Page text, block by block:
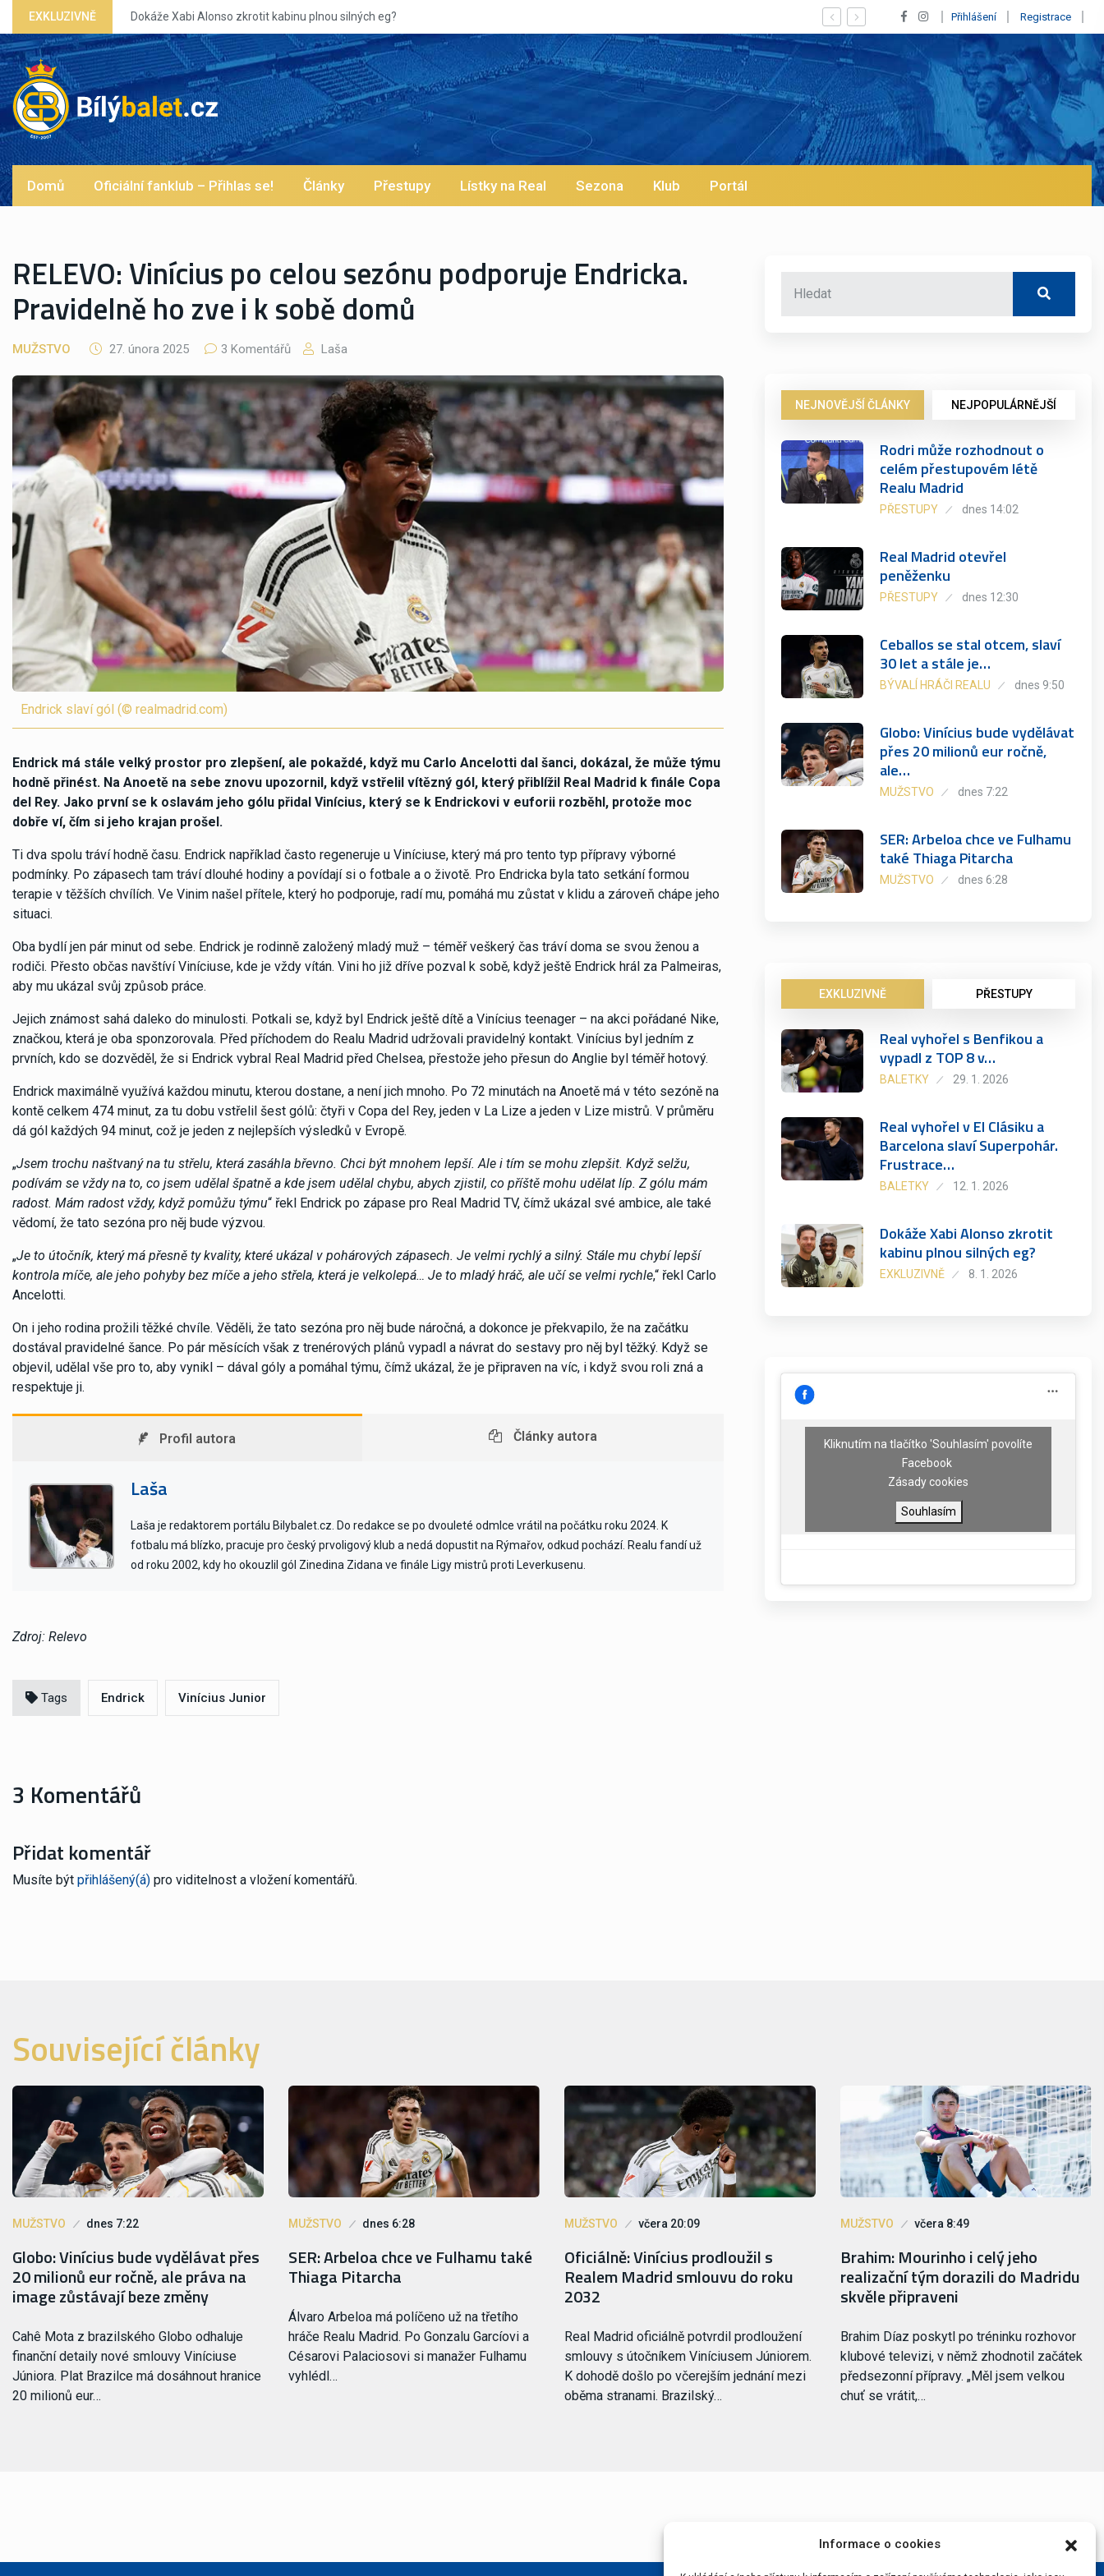
Informace o cookies
EXKLUZIVNĚ
Alonso zkrotit kabinu plnou silných eg? Vypískaný Vinícius! Blíží se jeho odchod z Realu a pustí se klub na trh už v
Přihlášení Registrace
Domů Oficiální fanklub – Přihlas se! Články Přestupy Lístky na Real Sezona Klub Portál
RELEVO: Vinícius po celou sezónu podporuje Endricka.
Pravidelně ho zve i k sobě domů
MUŽSTVO 27. února 2025 3 Komentářů Laša
Endrick slaví gól (© realmadrid.com)
Endrick má stále velký prostor pro zlepšení, ale pokaždé, když mu Carlo Ancelotti dal šanci, dokázal, že může týmu
hodně přinést. Na Anoetě na sebe znovu upozornil, když vstřelil vítězný gól, který přiblížil Real Madrid k finále Copa
del Rey. Jako první se k oslavám jeho gólu přidal Vinícius, který se k Endrickovi v euforii rozběhl, protože moc
dobře ví, čím si jeho krajan prošel.
Ti dva spolu tráví hodně času. Endrick například často regeneruje u Viníciuse, který má pro tento typ přípravy výborné
podmínky. Po zápasech tam tráví dlouhé hodiny a povídají si o fotbale a o životě. Pro Endricka byla tato setkání formou
terapie v těžších chvílích. Ve Vinim našel přítele, který ho podporuje, radí mu, pomáhá mu zůstat v klidu a zároveň chápe jeho
situaci.
Oba bydlí jen pár minut od sebe. Endrick je rodinně založený mladý muž – téměř veškerý čas tráví doma se svou ženou a
rodiči. Přesto občas navštíví Viníciuse, kde je vždy vítán. Vini ho již dříve pozval k sobě, když ještě Endrick hrál za Palmeiras,
aby mu ukázal svůj způsob práce.
Jejich známost sahá daleko do minulosti. Potkali se, když byl Endrick ještě dítě a Vinícius teenager – na akci pořádané Nike,
značkou, která je oba sponzorovala. Před příchodem do Realu Madrid udržovali pravidelný kontakt. Vinícius byl jedním z
prvních, kdo se dozvěděl, že si Endrick vybral Real Madrid před Chelsea, přestože jeho přesun do Anglie byl téměř hotový.
Endrick maximálně využívá každou minutu, kterou dostane, a není jich mnoho. Po 72 minutách na Anoetě má v této sezóně na
kontě celkem 474 minut, za tu dobu vstřelil šest gólů: čtyři v Copa del Rey, jeden v La Lize a jeden v Lize mistrů. V průměru
dá gól každých 94 minut, což je jeden z nejlepších výsledků v Evropě.
„Jsem trochu naštvaný na tu střelu, která zasáhla břevno. Chci být mnohem lepší. Ale i tím se mohu zlepšit. Když selžu,
podívám se vždy na to, co jsem udělal špatně a kde jsem udělal chybu, abych zjistil, co příště mohu udělat líp. Z gólu mám
radost. Mám radost vždy, když pomůžu týmu“ řekl Endrick po zápase pro Real Madrid TV, čímž ukázal své ambice, ale také
vědomí, že tato sezóna pro něj bude výzvou.
„Je to útočník, který má přesně ty kvality, které ukázal v pohárových zápasech. Je velmi rychlý a silný. Stále mu chybí lepší
kontrola míče, ale jeho pohyby bez míče a jeho střela, která je velkolepá… Je to mladý hráč, ale učí se velmi rychle,“ řekl Carlo
Ancelotti.
On i jeho rodina prožili těžké chvíle. Věděli, že tato sezóna pro něj bude náročná, a dokonce je překvapilo, že na začátku
dostával pravidelné šance. Po pár měsících však z trenérových plánů vypadl a návrat do sestavy pro něj byl těžký. Když se
objevil, udělal vše pro to, aby vynikl – dával góly a pomáhal týmu, čímž ukázal, že je připraven na víc, i když svou roli zná a
respektuje ji.
Profil autora Články autora
Laša
Laša je redaktorem portálu Bilybalet.cz. Do redakce se po dvouleté odmlce vrátil na počátku roku 2024. K
fotbalu má blízko, pracuje pro český prvoligový klub a nedá dopustit na Rýmařov, odkud pochází. Realu fandí už
od roku 2002, kdy ho okouzlil gól Zinedina Zidana ve finále Ligy mistrů proti Leverkusenu.
Zdroj: Relevo
Tags Endrick Vinícius Junior
3 Komentářů
Přidat komentář
Musíte být přihlášený(á) pro viditelnost a vložení komentářů.
NEJNOVĚJŠÍ ČLÁNKY NEJPOPULÁRNĚJŠÍ
Rodri může rozhodnout o
celém přestupovém létě
Realu Madrid
PŘESTUPY dnes 14:02
Real Madrid otevřel
peněženku
PŘESTUPY dnes 12:30
Ceballos se stal otcem, slaví
30 let a stále je…
BÝVALÍ HRÁČI REALU dnes 9:50
Globo: Vinícius bude vydělávat
přes 20 milionů eur ročně,
ale…
MUŽSTVO dnes 7:22
SER: Arbeloa chce ve Fulhamu
také Thiaga Pitarcha
MUŽSTVO dnes 6:28
EXKLUZIVNĚ PŘESTUPY
Real vyhořel s Benfikou a
vypadl z TOP 8 v…
BALETKY 29. 1. 2026
Real vyhořel v El Clásiku a
Barcelona slaví Superpohár.
Frustrace…
BALETKY 12. 1. 2026
Dokáže Xabi Alonso zkrotit
kabinu plnou silných eg?
EXKLUZIVNĚ 8. 1. 2026
Kliknutím na tlačítko 'Souhlasím' povolíte
Facebook
Zásady cookies
Souhlasím
Související články
MUŽSTVO dnes 7:22
Globo: Vinícius bude vydělávat přes
20 milionů eur ročně, ale práva na
image zůstávají beze změny
Cahê Mota z brazilského Globo odhaluje
finanční detaily nové smlouvy Viníciuse
Júniora. Plat Brazilce má dosáhnout hranice
20 milionů eur…
MUŽSTVO dnes 6:28
SER: Arbeloa chce ve Fulhamu také
Thiaga Pitarcha
Álvaro Arbeloa má políčeno už na třetího
hráče Realu Madrid. Po Gonzalu Garcíovi a
Césarovi Palaciosovi si manažer Fulhamu
vyhlédl…
MUŽSTVO včera 20:09
Oficiálně: Vinícius prodloužil s
Realem Madrid smlouvu do roku
2032
Real Madrid oficiálně potvrdil prodloužení
smlouvy s útočníkem Viníciusem Júniorem.
K dohodě došlo po včerejším jednání mezi
oběma stranami. Brazilský…
MUŽSTVO včera 8:49
Brahim: Mourinho i celý jeho
realizační tým dorazili do Madridu
skvěle připraveni
Brahim Díaz poskytl po tréninku rozhovor
klubové televizi, v němž zhodnotil začátek
předsezonní přípravy. „Měl jsem velkou
chuť se vrátit,…